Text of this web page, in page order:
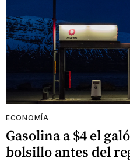
ECONOMÍA
Gasolina a $4 el
bolsillo antes del